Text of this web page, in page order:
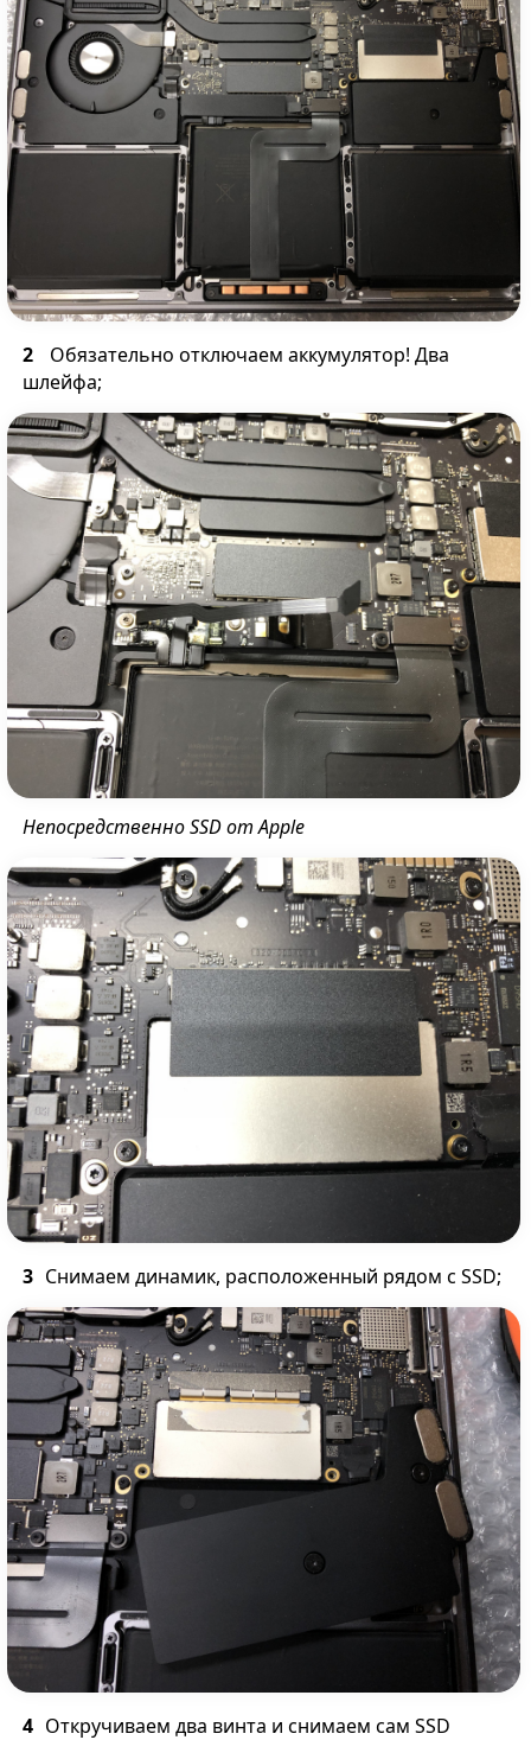
Обязательно отключаем аккумулятор! Два
шлейфа;
Непосредственно SSD от Apple
Снимаем динамик, расположенный рядом с SSD;
Откручиваем два винта и снимаем сам SSD